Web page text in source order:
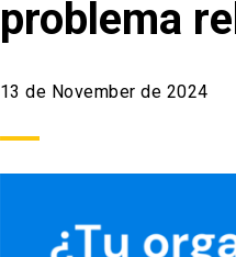
problema
13 de November de 2024